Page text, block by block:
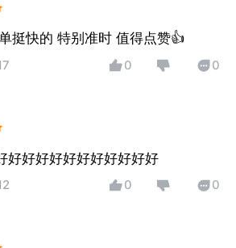
挺快的 特别准时 值得点赞👍
0 0
好好好好好好好好好好好
0 0